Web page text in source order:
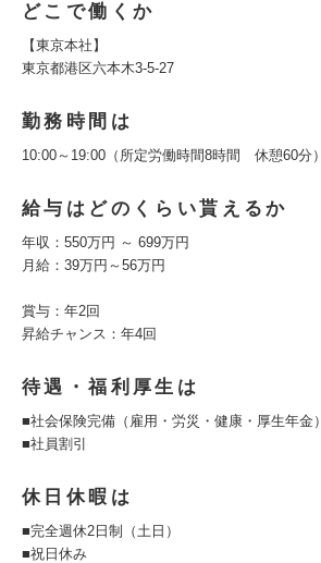
どこで働くか
【東京本社】
東京都港区六本木3-5-27
勤務時間は
10:00～19:00（所定労働時間8時間 休憩60分）
給与はどのくらい貰えるか
年収：550万円 ～ 699万円
月給：39万円～56万円
賞与：年2回
昇給チャンス：年4回
待遇・福利厚生は
■社会保険完備（雇用・労災・健康・厚生年金）
■社員割引
休日休暇は
■完全週休2日制（土日）
■祝日休み